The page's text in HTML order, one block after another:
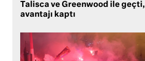
Talisca ve Greenwood ile geçti,
avantajı kaptı